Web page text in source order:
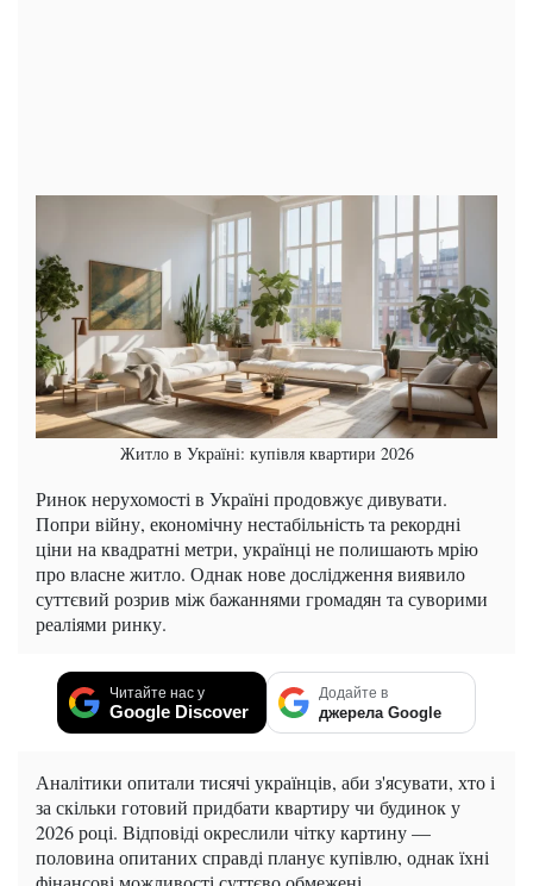
Житло в Україні: купівля квартири 2026
Ринок нерухомості в Україні продовжує дивувати.
Попри війну, економічну нестабільність та рекордні
ціни на квадратні метри, українці не полишають мрію
про власне житло. Однак нове дослідження виявило
суттєвий розрив між бажаннями громадян та суворими
реаліями ринку.
Читайте нас у
Google Discover
Додайте в
джерела Google
Аналітики опитали тисячі українців, аби з'ясувати, хто і
за скільки готовий придбати квартиру чи будинок у
2026 році. Відповіді окреслили чітку картину —
половина опитаних справді планує купівлю, однак їхні